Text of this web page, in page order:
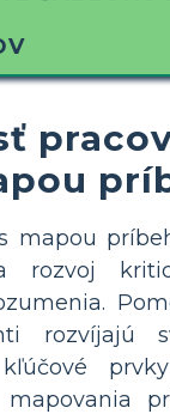
mapou
rozvoj
rozvíjajú